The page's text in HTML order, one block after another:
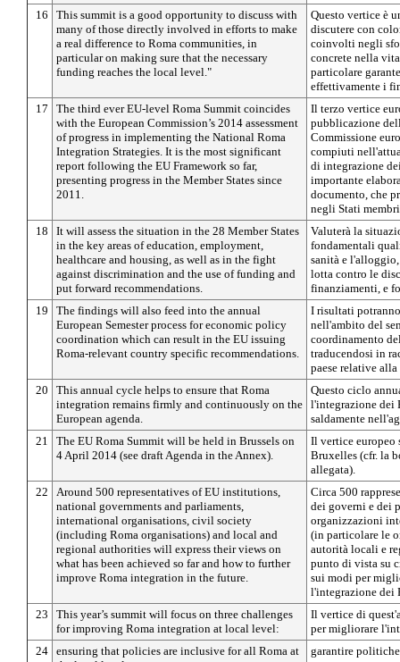
16
This summit is a good opportunity to discuss with
many of those directly involved in efforts to make
a real difference to Roma communities, in
particular on making sure that the necessary
funding reaches the local level."
Questo vertice è
discutere con
coinvolti negli
concrete nella
particolare
effettivamente i
17
The third ever EU-level Roma Summit coincides
with the European Commission’s 2014 assessment
of progress in implementing the National Roma
Integration Strategies. It is the most significant
report following the EU Framework so far,
presenting progress in the Member States since
2011.
Il terzo vertice
pubblicazione
Commissione
compiuti
di integrazione
importante
documento, che
negli Stati
18
It will assess the situation in the 28 Member States
in the key areas of education, employment,
healthcare and housing, as well as in the fight
against discrimination and the use of funding and
put forward recommendations.
Valuterà la
fondamentali
sanità e
lotta contro le
finanziamenti, e
19
The findings will also feed into the annual
European Semester process for economic policy
coordination which can result in the EU issuing
Roma-relevant country specific recommendations.
I risultati
nell'ambito del
coordinamento
traducendosi in
paese relative
20
This annual cycle helps to ensure that Roma
integration remains firmly and continuously on the
European agenda.
Questo ciclo
l'integrazione dei
saldamente
21
The EU Roma Summit will be held in Brussels on
4 April 2014 (see draft Agenda in the Annex).
Il vertice europeo
Bruxelles (cfr. la
allegata).
22
Around 500 representatives of EU institutions,
national governments and parliaments,
international organisations, civil society
(including Roma organisations) and local and
regional authorities will express their views on
what has been achieved so far and how to further
improve Roma integration in the future.
Circa 500
dei governi e dei
organizzazioni
(in particolare le
autorità locali e
punto di vista su
sui modi per
l'integrazione dei
23
This year’s summit will focus on three challenges
for improving Roma integration at local level:
Il vertice di
per migliorare
24 ensuring that policies are inclusive for all Roma at
garantire